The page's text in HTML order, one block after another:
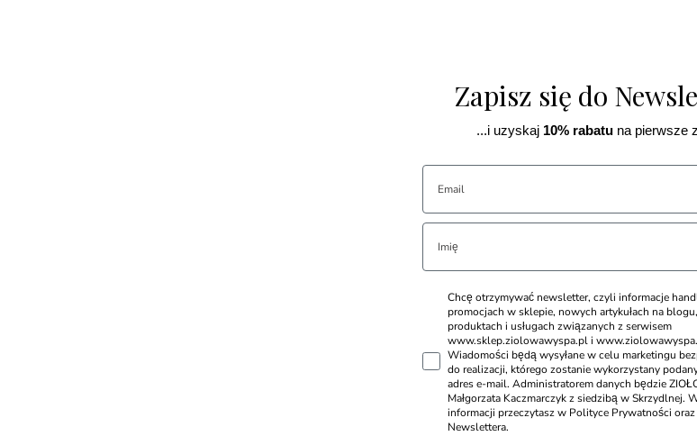
Zapisz się do
...i uzyskaj10% rabatuna pierwsze
Chcę otrzymywać newsletter, czyli informacje
promocjach w sklepie, nowych artykułach na
produktach i usługach związanych z serwisem
www.sklep.ziolowawyspa.pl i
Wiadomości będą wysyłane w celu marketingu
do realizacji, którego zostanie wykorzystany
adres e-mail. Administratorem danych będzie
Małgorzata Kaczmarczyk z siedzibą w Skrzydlnej.
informacji przeczytasz w Polityce Prywatności
Newslettera.